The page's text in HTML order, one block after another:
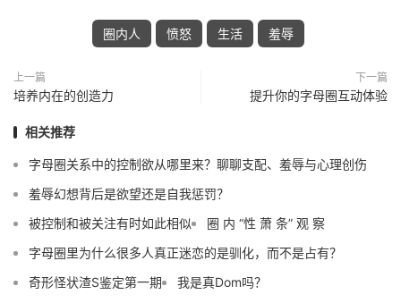
圈内人 愤怒 生活 羞辱
上一篇
培养内在的创造力
下一篇
提升你的字母圈互动体验
相关推荐
字母圈关系中的控制欲从哪里来？聊聊支配、羞辱与心理创伤
羞辱幻想背后是欲望还是自我惩罚？
被控制和被关注有时如此相似
圈 内 “性 萧 条” 观 察
字母圈里为什么很多人真正迷恋的是驯化，而不是占有？
奇形怪状渣S鉴定第一期
我是真Dom吗？